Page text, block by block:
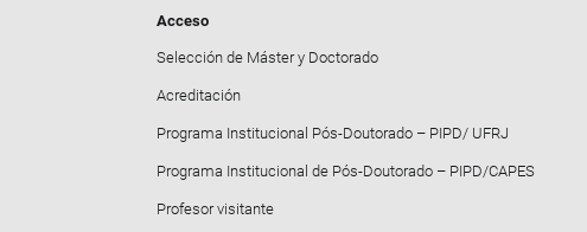
Acceso
Selección de Máster y Doctorado
Acreditación
Programa Institucional Pós-Doutorado – PIPD/ UFRJ
Programa Institucional de Pós-Doutorado – PIPD/CAPES
Profesor visitante